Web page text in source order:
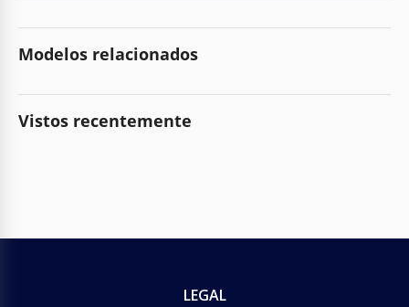
Modelos relacionados
Vistos recentemente
LEGAL